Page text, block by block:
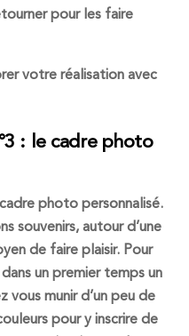
pour les faire
votre réalisation avec
: le cadre photo
photo personnalisé.
souvenirs, autour d’une
de faire plaisir. Pour
un premier temps un
vous munir d’un peu de
pour y inscrire de